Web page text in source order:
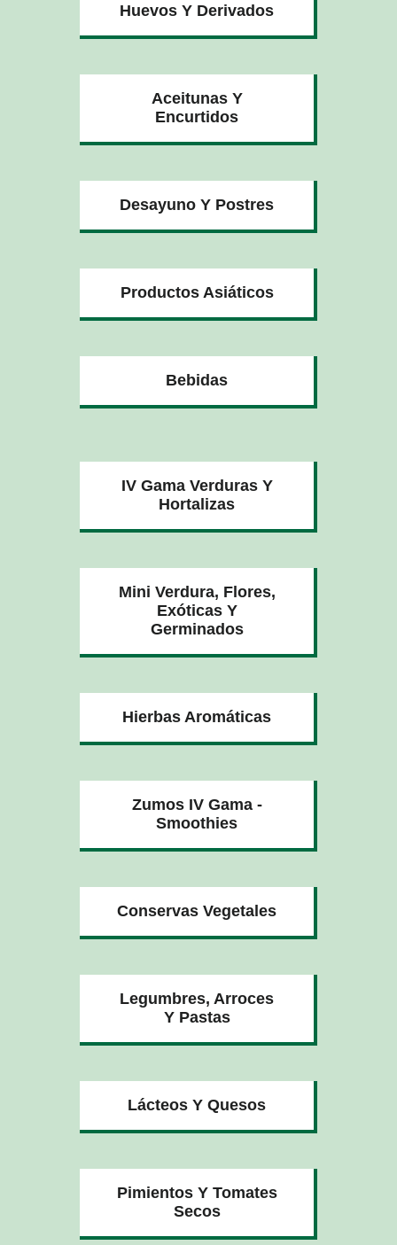
Huevos Y Derivados
Aceitunas Y
Encurtidos
Desayuno Y Postres
Productos Asiáticos
Bebidas
IV Gama Verduras Y
Hortalizas
Mini Verdura, Flores,
Exóticas Y
Germinados
Hierbas Aromáticas
Zumos IV Gama -
Smoothies
Conservas Vegetales
Legumbres, Arroces
Y Pastas
Lácteos Y Quesos
Pimientos Y Tomates
Secos